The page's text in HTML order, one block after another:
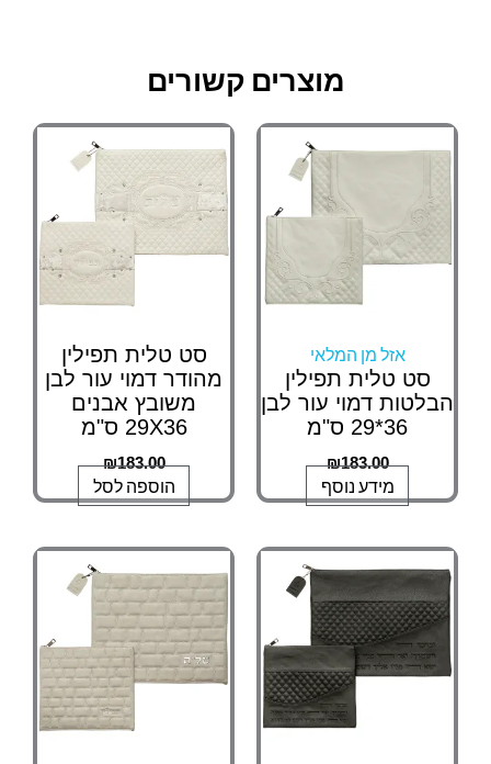
מוצרים קשורים
אזל מן המלאי
סט טלית תפילין
הבלטות דמוי עור לבן
36*29 ס"מ
₪183.00
מידע נוסף
סט טלית תפילין
מהודר דמוי עור לבן
משובץ אבנים
29X36 ס"מ
₪183.00
הוספה לסל
טווח
למוצר
זה
יש
מספר
סוגים.
ניתן
לבחור
את